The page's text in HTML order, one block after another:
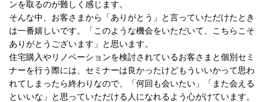
ンを取るのが難しく感じます。
そんな中、お客さまから「ありがとう」と言っていただけたとき
は一番嬉しいです。「このような機会をいただいて、こちらこそ
ありがとうございます」と思います。
住宅購入やリノベーションを検討されているお客さまと個別セミ
ナーを行う際には、セミナーは良かったけどもういいかって思わ
れてしまったら終わりなので、「何回も会いたい」「また会える
といいな」と思っていただける人になれるよう心がけています。